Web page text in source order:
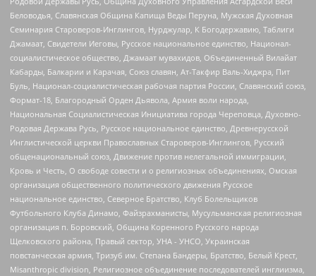
Беловодья, Славянская Община Капища Веды Перуна, Мужская Духовная
Семинария Староверов-Инглингов, Нурджулар, К Богодержавию, Таблиги
Джамаат, Свидетели Иеговы, Русское национальное единство, Национал-
социалистическое общество, Джамаат мувахидов, Объединенный Вилайат
Кабарды, Балкарии и Карачая, Союз славян, Ат-Такфир Валь-Хиджра, Пит
Буль, Национал-социалистическая рабочая партия России, Славянский союз,
Формат-18, Благородный Орден Дьявола, Армия воли народа,
Национальная Социалистическая Инициатива города Череповца, Духовно-
Родовая Держава Русь, Русское национальное единство, Древнерусской
Инглистической церкви Православных Староверов-Инглингов, Русский
общенациональный союз, Движение против нелегальной иммиграции,
Кровь и Честь, О свободе совести и о религиозных объединениях, Омская
организация общественного политического движения Русское
национальное единство, Северное Братство, Клуб Болельщиков
Футбольного Клуба Динамо, Файзрахманисты, Мусульманская религиозная
организация п. Боровский, Община Коренного Русского народа
Щелковского района, Правый сектор, УНА - УНСО, Украинская
повстанческая армия, Тризуб им. Степана Бандеры, Братство, Белый Крест,
Misanthropic division, Религиозное объединение последователей инглиизма,